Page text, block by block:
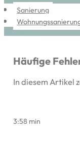
Häufige
Sanierung
In diesem Artikel
3:58 min